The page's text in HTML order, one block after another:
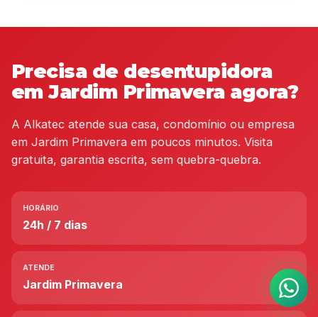
Precisa de desentupidora
em Jardim Primavera agora?
A Alkatec atende sua casa, condomínio ou empresa
em Jardim Primavera em poucos minutos. Visita
gratuita, garantia escrita, sem quebra-quebra.
HORÁRIO
24h / 7 dias
ATENDE
Jardim Primavera